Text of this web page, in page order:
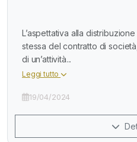
L’aspettativa alla
stessa del contratto di
di un’attività...
Leggi tutto
19/04/2024